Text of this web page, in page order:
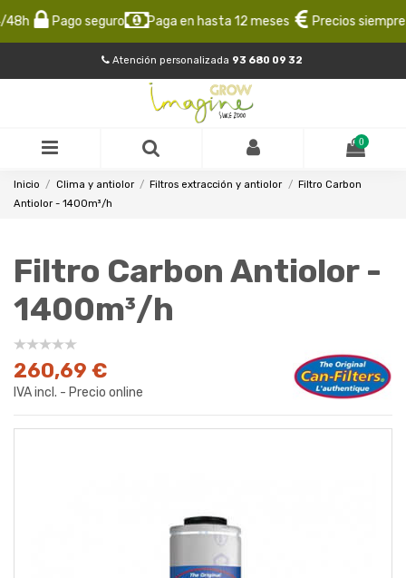
Pago seguro Paga en hasta 12 meses Precios siempre
Atención personalizada 93 680 09 32
0
Inicio Clima y antiolor Filtros extracción y antiolor
Filtro Carbon
Antiolor - 1400m³/h
Filtro Carbon Antiolor -
1400m³/h
260,69 €
IVA incl. - Precio online